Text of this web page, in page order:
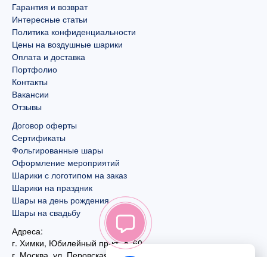
Гарантия и возврат
Интересные статьи
Политика конфиденциальности
Цены на воздушные шарики
Оплата и доставка
Портфолио
Контакты
Вакансии
Отзывы
Договор оферты
Сертификаты
Фольгированные шары
Оформление мероприятий
Шарики с логотипом на заказ
Шарики на праздник
Шары на день рождения
Шары на свадьбу
Адреса:
г. Химки, Юбилейный пр-кт, д. 60